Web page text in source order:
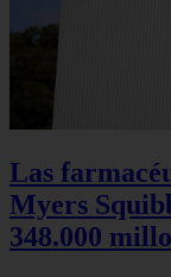
Las
Myers
348.000